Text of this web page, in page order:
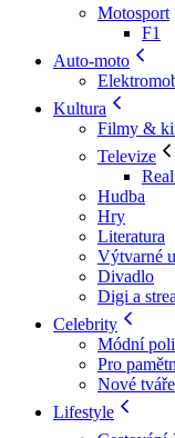
Motosport
F1
Auto-moto
Kultura
Filmy &
Televize
Hudba
Hry
Literatura
Výtvarné
Divadlo
Digi a
Celebrity
Módní
Pro
Nové tváře
Lifestyle